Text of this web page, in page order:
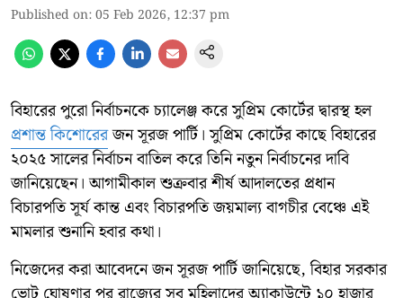
Published on:05 Feb 2026, 12:37 pm
বিহারের পুরো নির্বাচনকে চ্যালেঞ্জ করে সুপ্রিম কোর্টের দ্বারস্থ হল
প্রশান্ত কিশোরেরজন সূরজ পার্টি। সুপ্রিম কোর্টের কাছে বিহারের
২০২৫ সালের নির্বাচন বাতিল করে তিনি নতুন নির্বাচনের দাবি
জানিয়েছেন। আগামীকাল শুক্রবার শীর্ষ আদালতের প্রধান
বিচারপতি সূর্য কান্ত এবং বিচারপতি জয়মাল্য বাগচীর বেঞ্চে এই
মামলার শুনানি হবার কথা।
নিজেদের করা আবেদনে জন সূরজ পার্টি জানিয়েছে, বিহার সরকার